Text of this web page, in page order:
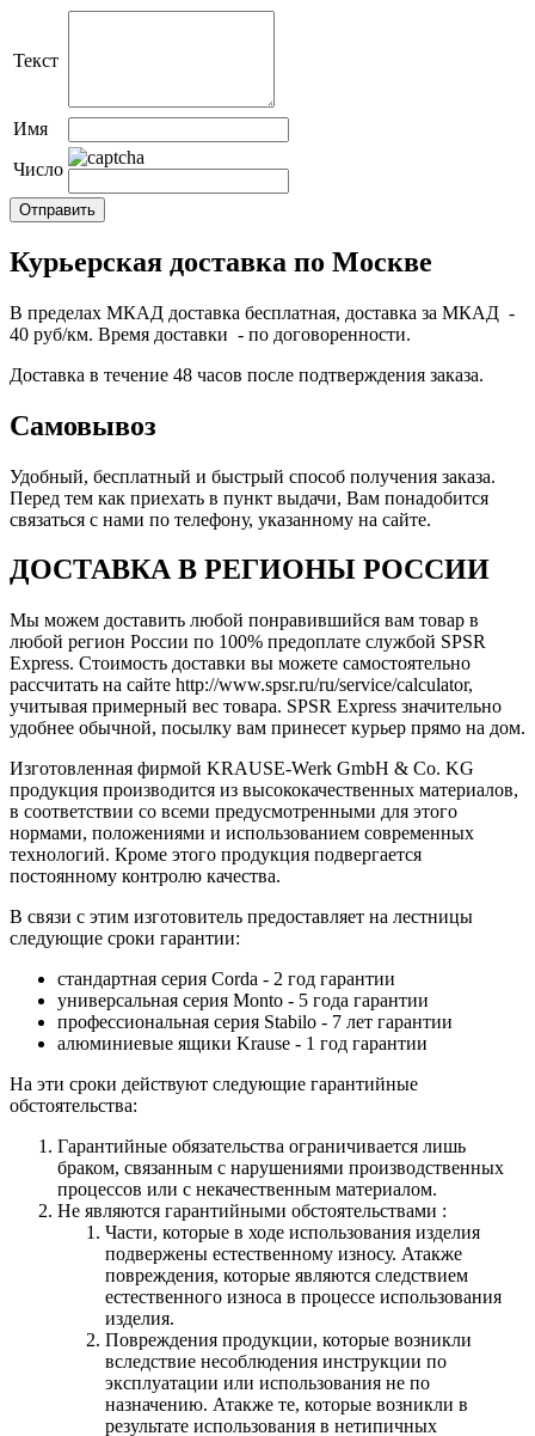
Текст
Имя
Число
Курьерская доставка по Москве
В пределах МКАД доставка бесплатная, доставка за МКАД -
40 руб/км. Время доставки - по договоренности.
Доставка в течение 48 часов после подтверждения заказа.
Самовывоз
Удобный, бесплатный и быстрый способ получения заказа.
Перед тем как приехать в пункт выдачи, Вам понадобится
связаться с нами по телефону, указанному на сайте.
ДОСТАВКА В РЕГИОНЫ РОССИИ
Мы можем доставить любой понравившийся вам товар в
любой регион России по 100% предоплате службой SPSR
Express. Стоимость доставки вы можете самостоятельно
рассчитать на сайте http://www.spsr.ru/ru/service/calculator,
учитывая примерный вес товара. SPSR Express значительно
удобнее обычной, посылку вам принесет курьер прямо на дом.
Изготовленная фирмой KRAUSE-Werk GmbH & Со. KG
продукция производится из высококачественных материалов,
в соответствии со всеми предусмотренными для этого
нормами, положениями и использованием современных
технологий. Кроме этого продукция подвергается
постоянному контролю качества.
В связи с этим изготовитель предоставляет на лестницы
следующие сроки гарантии:
стандартная серия Corda - 2 год гарантии
универсальная серия Monto - 5 года гарантии
профессиональная серия Stabilo - 7 лет гарантии
алюминиевые ящики Krause - 1 год гарантии
На эти сроки действуют следующие гарантийные
обстоятельства:
Гарантийные обязательства ограничивается лишь
браком, связанным с нарушениями производственных
процессов или с некачественным материалом.
Не являются гарантийными обстоятельствами :
Части, которые в ходе использования изделия
подвержены естественному износу. Атакже
повреждения, которые являются следствием
естественного износа в процессе использования
изделия.
Повреждения продукции, которые возникли
вследствие несоблюдения инструкции по
эксплуатации или использования не по
назначению. Атакже те, которые возникли в
результате использования в нетипичных